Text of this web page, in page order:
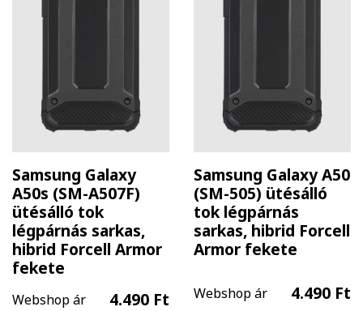
Samsung Galaxy
A50s (SM-A507F)
ütésálló tok
légpárnás sarkas,
hibrid Forcell Armor
fekete
Webshop ár 4.490 Ft
Samsung Galaxy A50
(SM-505) ütésálló
tok légpárnás
sarkas, hibrid Forcell
Armor fekete
Webshop ár 4.490 Ft